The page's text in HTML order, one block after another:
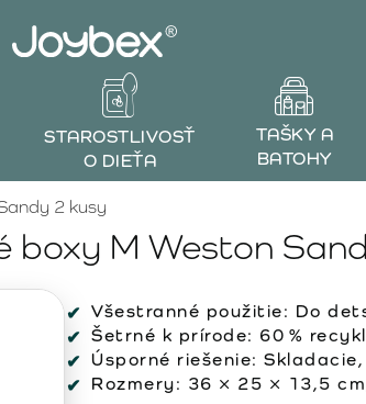
STAROSTLIVOSŤ
O DIEŤA
TAŠKY A
BATOHY
boxy M Weston
2 kusy
Všestranné použitie: Do
Šetrné k prírode: 60 %
Úsporné riešenie:
Rozmery: 36 × 25 × 13,5